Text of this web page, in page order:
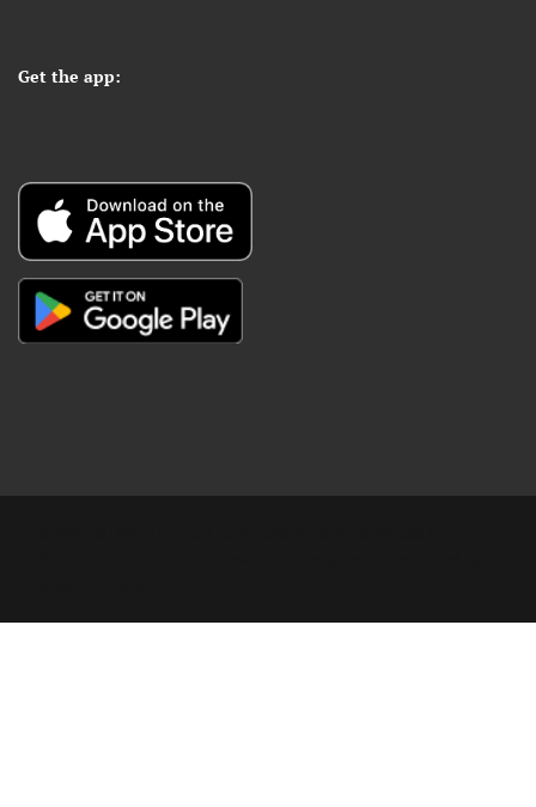
Get the app: